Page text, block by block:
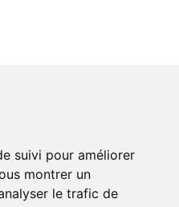
suivi pour améliorer
montrer un
le trafic de